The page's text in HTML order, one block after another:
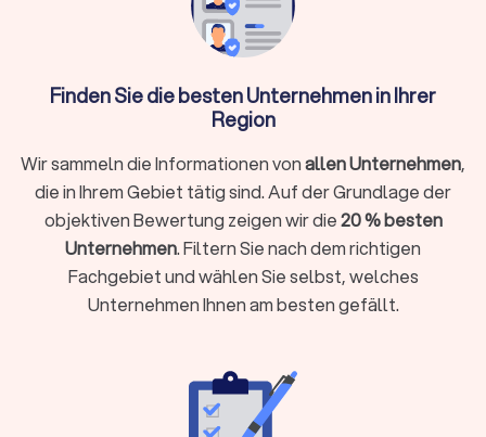
Was macht ein Umzugsunternehmen?
Ein Umzugsunternehmen, oft auch als Möbelspedition
bezeichnet, ist ein spezialisierter Dienstleister, der
Privatpersonen und Firmen bei der Planung, Organisation und
Durchführung eines Wohnort- oder Standortwechsels
unterstützt. Professionelle Umzugsunternehmen in
Wolfhagen kennen Hausordnungen, Park- und
Halteverbotsregeln, Treppenhäuser und Aufzüge und bringen
das passende Team samt Fahrzeugen mit.
zum kompletten Rundum-sorglos-Paket.
Finden Sie die besten Unternehmen in Ihrer
Region
Wir sammeln die Informationen vonallen Unternehmen,
die in Ihrem Gebiet tätig sind. Auf der Grundlage der
objektiven Bewertung zeigen wir die20 % besten
Unternehmen. Filtern Sie nach dem richtigen
Fachgebiet und wählen Sie selbst, welches
Unternehmen Ihnen am besten gefällt.